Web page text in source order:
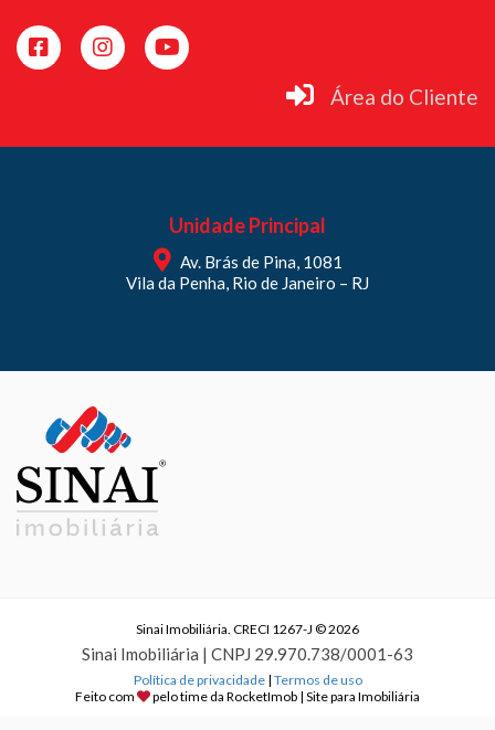
Área do Cliente
Unidade Principal
Av. Brás de Pina, 1081
Vila da Penha, Rio de Janeiro – RJ
Sinai Imobiliária. CRECI 1267-J © 2026
Sinai Imobiliária | CNPJ 29.970.738/0001-63
Política de privacidade| Termos de uso
Feito com
pelo time da RocketImob | Site para Imobiliária